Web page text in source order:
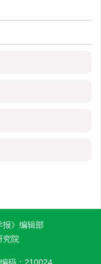
报》编辑部
究院